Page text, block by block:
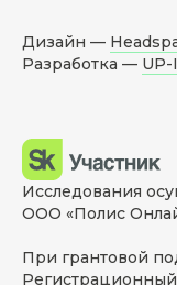
Дизайн —
Разработка — UP-
Исследования
ООО «Полис
При грантовой